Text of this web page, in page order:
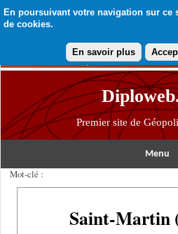
En poursuivant votre navigation sur ce
de cookies.
En savoir plus
Premier site de
Menu
Mot-clé :
Saint-Martin